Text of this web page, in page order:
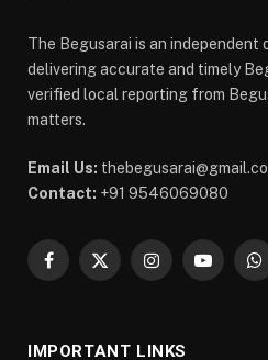
The Begusarai is an
delivering accurate and timely
verified local reporting from
matters.
Email Us:
Contact: +91 9546069080
Facebook
X
InstagramYouTube
IMPORTANT LINKS